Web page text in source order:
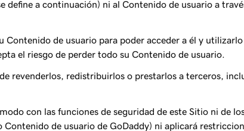
define a continuación) ni al Contenido de usuario a
de usuario para poder acceder a él y
el riesgo de perder todo su Contenido de usuario.
revenderlos, redistribuirlos o prestarlos a terceros,
con las funciones de seguridad de este Sitio ni de
de usuario de GoDaddy) ni aplicará